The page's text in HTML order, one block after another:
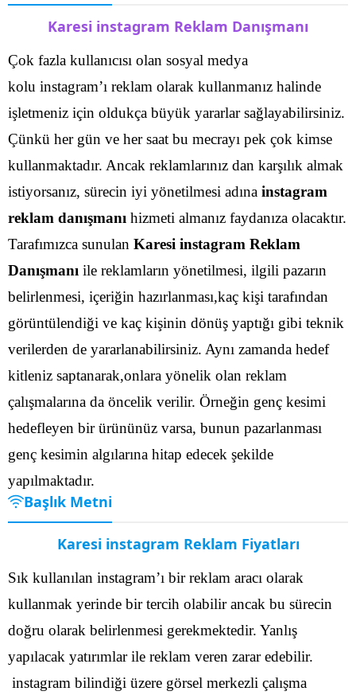
Karesi instagram Reklam Danışmanı
Çok fazla kullanıcısı olan sosyal medya
kolu instagram’ı reklam olarak kullanmanız halinde
işletmeniz için oldukça büyük yararlar sağlayabilirsiniz.
Çünkü her gün ve her saat bu mecrayı pek çok kimse
kullanmaktadır. Ancak reklamlarınız dan karşılık almak
istiyorsanız, sürecin iyi yönetilmesi adına instagram
reklam danışmanı hizmeti almanız faydanıza olacaktır.
Tarafımızca sunulan Karesi instagram Reklam
Danışmanı ile reklamların yönetilmesi, ilgili pazarın
belirlenmesi, içeriğin hazırlanması,kaç kişi tarafından
görüntülendiği ve kaç kişinin dönüş yaptığı gibi teknik
verilerden de yararlanabilirsiniz. Aynı zamanda hedef
kitleniz saptanarak,onlara yönelik olan reklam
çalışmalarına da öncelik verilir. Örneğin genç kesimi
hedefleyen bir ürününüz varsa, bunun pazarlanması
genç kesimin algılarına hitap edecek şekilde
yapılmaktadır.
Başlık Metni
Karesi instagram Reklam Fiyatları
Sık kullanılan instagram’ı bir reklam aracı olarak
kullanmak yerinde bir tercih olabilir ancak bu sürecin
doğru olarak belirlenmesi gerekmektedir. Yanlış
yapılacak yatırımlar ile reklam veren zarar edebilir.
instagram bilindiği üzere görsel merkezli çalışma